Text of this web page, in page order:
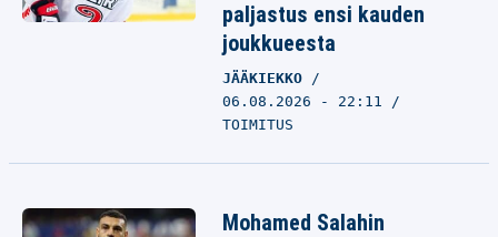
paljastus ensi kauden
joukkueesta
JÄÄKIEKKO
06.08.2026 - 22:11
TOIMITUS
Mohamed Salahin